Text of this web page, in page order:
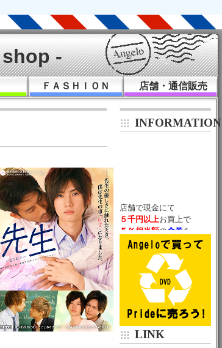
-
ＦＡＳＨＩＯＮ 店舗・通信販売
INFORMATION
５千円以上
５％相当額の 金券
チケットバック！
（通販は除く）
京王新線・都営新宿線
京王地下通路
京王モールアネックス
７番出口５９秒！
中華日高屋の右２軒隣
LINK